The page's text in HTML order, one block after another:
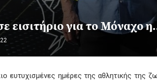
εισιτήριο για το
ευτυχισμένες ημέρες της αθλητικής